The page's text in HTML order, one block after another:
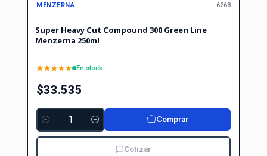
MENZERNA 6268
Super Heavy Cut Compound 300 Green Line
Menzerna 250ml
En stock
$33.535
Cantidad
Comprar
Cotizar